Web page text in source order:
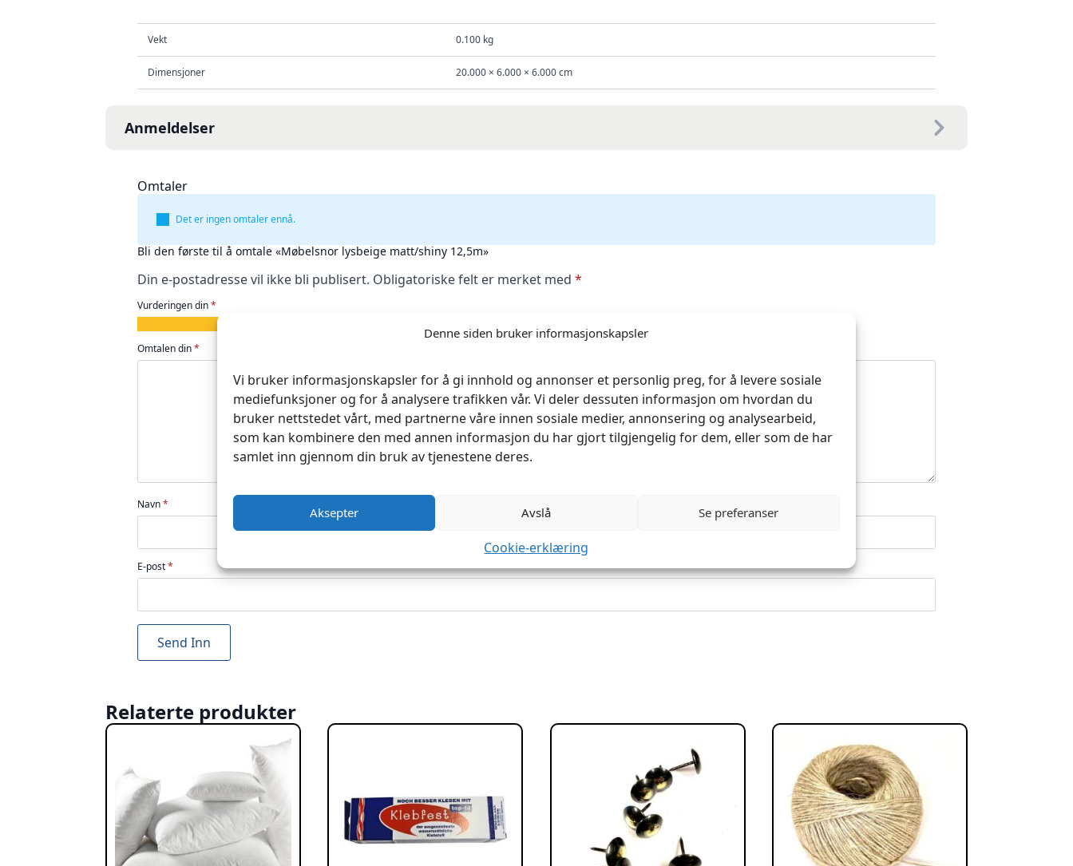
Denne siden bruker informasjonskapsler
Vi bruker informasjonskapsler for å gi innhold og annonser et personlig preg, for å levere sosiale
mediefunksjoner og for å analysere trafikken vår. Vi deler dessuten informasjon om hvordan du
bruker nettstedet vårt, med partnerne våre innen sosiale medier, annonsering og analysearbeid,
som kan kombinere den med annen informasjon du har gjort tilgjengelig for dem, eller som de har
samlet inn gjennom din bruk av tjenestene deres.
Aksepter Avslå Se preferanser
Cookie-erklæring
Vekt 0.100 kg
Dimensjoner 20.000 × 6.000 × 6.000 cm
Anmeldelser
Omtaler
Det er ingen omtaler ennå.
Bli den første til å omtale «Møbelsnor lysbeige matt/shiny 12,5m»
Din e-postadresse vil ikke bli publisert. Obligatoriske felt er merket med *
Vurderingen din*
av
5
av
5
av
5
av
5
stjerner
5
stjerner
Omtalen din*
Navn*
E-post*
Relaterte produkter